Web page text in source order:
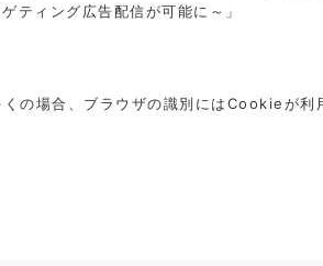
ィング広告配信が可能に～」
の場合、ブラウザの識別にはCookieが利